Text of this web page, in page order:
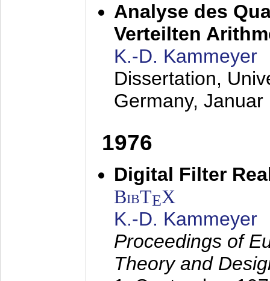
Analyse des
Verteilten
K.-D. Kammeyer
Dissertation,
Germany, Januar
1976
Digital Filter
BibTEX
K.-D. Kammeyer
Proceedings of
Theory and